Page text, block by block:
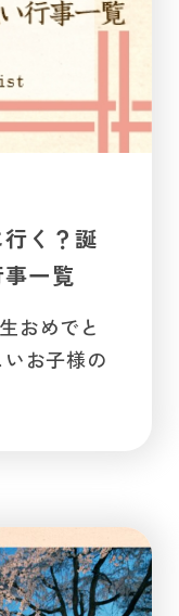
行く？誕
一覧
おめでと
お子様の